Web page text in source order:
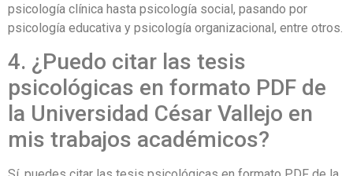
psicología clínica hasta psicología social, pasando por
psicología educativa y psicología organizacional, entre otros.
4. ¿Puedo citar las tesis
psicológicas en formato PDF de
la Universidad César Vallejo en
mis trabajos académicos?